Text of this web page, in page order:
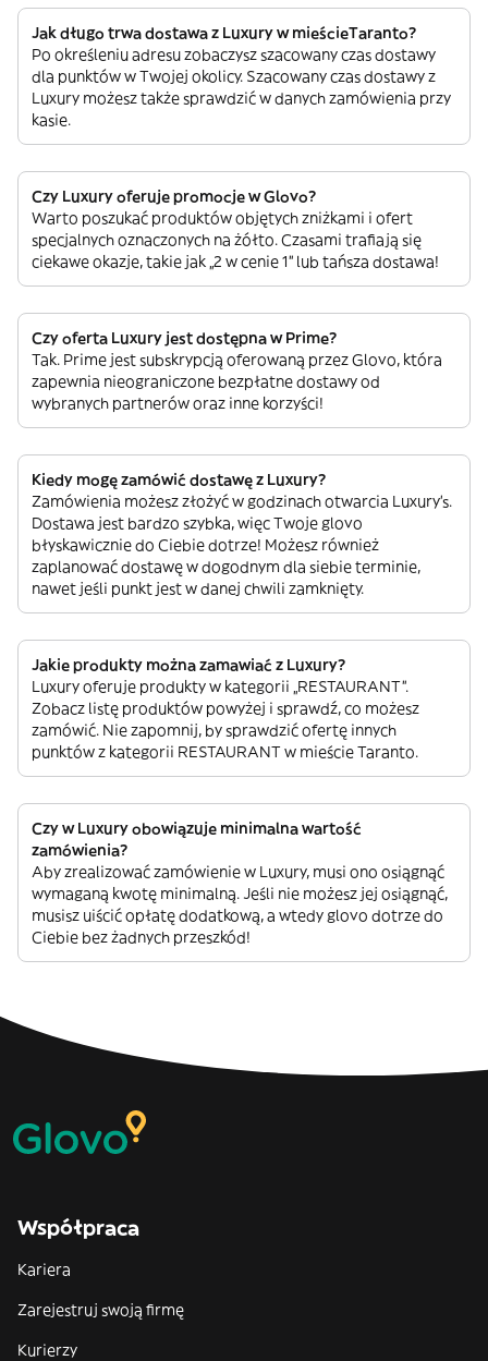
Jak długo trwa dostawa z Luxury w mieścieTaranto?
Po określeniu adresu zobaczysz szacowany czas dostawy
dla punktów w Twojej okolicy. Szacowany czas dostawy z
Luxury możesz także sprawdzić w danych zamówienia przy
kasie.
Czy Luxury oferuje promocje w Glovo?
Warto poszukać produktów objętych zniżkami i ofert
specjalnych oznaczonych na żółto. Czasami trafiają się
ciekawe okazje, takie jak „2 w cenie 1” lub tańsza dostawa!
Czy oferta Luxury jest dostępna w Prime?
Tak. Prime jest subskrypcją oferowaną przez Glovo, która
zapewnia nieograniczone bezpłatne dostawy od
wybranych partnerów oraz inne korzyści!
Kiedy mogę zamówić dostawę z Luxury?
Zamówienia możesz złożyć w godzinach otwarcia Luxury’s.
Dostawa jest bardzo szybka, więc Twoje glovo
błyskawicznie do Ciebie dotrze! Możesz również
zaplanować dostawę w dogodnym dla siebie terminie,
nawet jeśli punkt jest w danej chwili zamknięty.
Jakie produkty można zamawiać z Luxury?
Luxury oferuje produkty w kategorii „RESTAURANT”.
Zobacz listę produktów powyżej i sprawdź, co możesz
zamówić. Nie zapomnij, by sprawdzić ofertę innych
punktów z kategorii RESTAURANT w mieście Taranto.
Czy w Luxury obowiązuje minimalna wartość
zamówienia?
Aby zrealizować zamówienie w Luxury, musi ono osiągnąć
wymaganą kwotę minimalną. Jeśli nie możesz jej osiągnąć,
musisz uiścić opłatę dodatkową, a wtedy glovo dotrze do
Ciebie bez żadnych przeszkód!
Współpraca
Kariera
Zarejestruj swoją firmę
Kurierzy